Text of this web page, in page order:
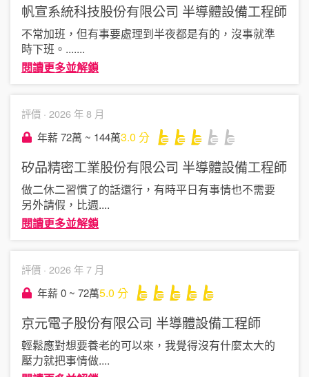
帆宣系統科技股份有限公司 半導體設備工程師
不常加班，但有事要處理到半夜都是有的，沒事就準
時下班。.......
閱讀更多並解鎖
評價 · 2026 年 8 月
年薪 72萬 ~ 144萬3.0 分
矽品精密工業股份有限公司 半導體設備工程師
做二休二習慣了的話還行，有時平日有事情也不需要
另外請假，比週....
閱讀更多並解鎖
評價 · 2026 年 7 月
年薪 0 ~ 72萬5.0 分
京元電子股份有限公司 半導體設備工程師
輕鬆應對想要養老的可以來，我覺得沒有什麼太大的
壓力就把事情做....